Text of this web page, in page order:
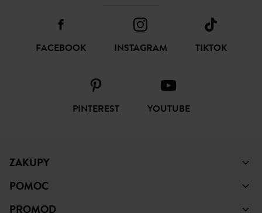
FACEBOOK INSTAGRAM TIKTOK
PINTEREST YOUTUBE
ZAKUPY
POMOC
PROMOD